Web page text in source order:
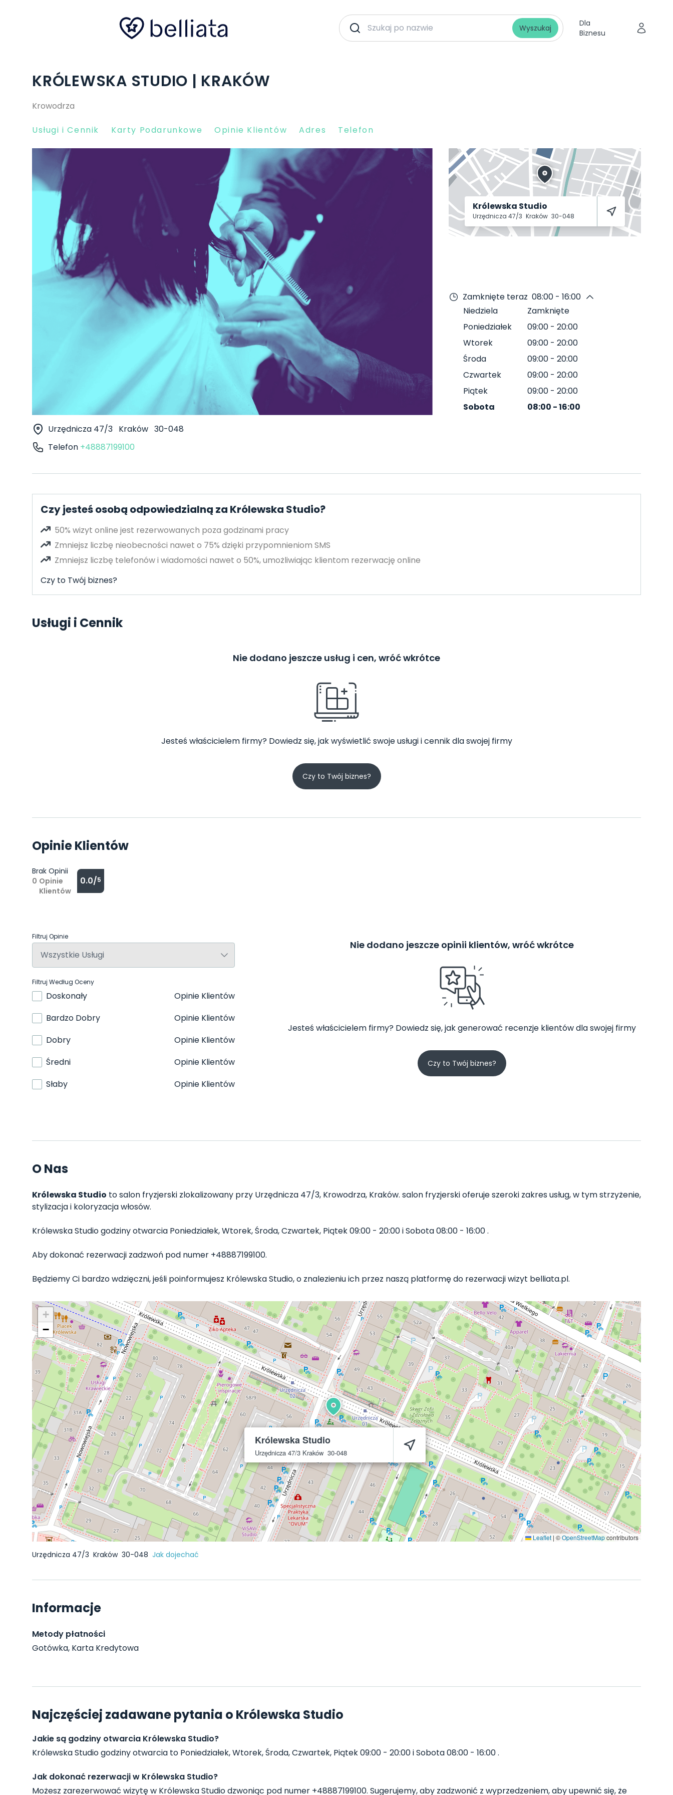
Wyszukaj
Dla
Biznesu
KRÓLEWSKA STUDIO | KRAKÓW
Krowodrza
Usługi i Cennik Karty Podarunkowe Opinie Klientów Adres Telefon
Urzędnicza 47/3 Kraków 30-048
Telefon +48887199100
Królewska Studio
Urzędnicza 47/3 Kraków 30-048
Zamknięte teraz 08:00 - 16:00
Niedziela
Zamknięte
Poniedziałek
09:00 - 20:00
Wtorek
09:00 - 20:00
Środa
09:00 - 20:00
Czwartek
09:00 - 20:00
Piątek
09:00 - 20:00
Sobota
08:00 -16:00
Czy jesteś osobą odpowiedzialną za Królewska Studio?
50% wizyt online jest rezerwowanych poza godzinami pracy
Zmniejsz liczbę nieobecności nawet o 75% dzięki przypomnieniom SMS
Zmniejsz liczbę telefonów i wiadomości nawet o 50%, umożliwiając klientom rezerwację online
Czy to Twój biznes?
Usługi i Cennik
Nie dodano jeszcze usług i cen, wróć wkrótce
Jesteś właścicielem firmy? Dowiedz się, jak wyświetlić swoje usługi i cennik dla swojej firmy
Czy to Twój biznes?
Opinie Klientów
Brak Opinii
0 Opinie
Klientów
0.0/5
Filtruj Opinie
Filtruj Według Oceny
Doskonały
Opinie Klientów
Bardzo Dobry
Opinie Klientów
Dobry
Opinie Klientów
Średni
Opinie Klientów
Słaby
Opinie Klientów
Nie dodano jeszcze opinii klientów, wróć wkrótce
Jesteś właścicielem firmy? Dowiedz się, jak generować recenzje klientów dla swojej firmy
Czy to Twój biznes?
O Nas
Królewska Studio to salon fryzjerski zlokalizowany przy Urzędnicza 47/3, Krowodrza, Kraków. salon fryzjerski oferuje szeroki zakres usług, w tym strzyżenie,
stylizacja i koloryzacja włosów.
Królewska Studio godziny otwarcia Poniedziałek, Wtorek, Środa, Czwartek, Piątek 09:00 - 20:00 i Sobota 08:00 - 16:00 .
Aby dokonać rezerwacji zadzwoń pod numer +48887199100.
Będziemy Ci bardzo wdzięczni, jeśli poinformujesz Królewska Studio, o znalezieniu ich przez naszą platformę do rezerwacji wizyt belliata.pl.
Królewska Studio
Urzędnicza 47/3 Kraków 30-048
+
−
Leaflet | ©OpenStreetMapcontributors
Urzędnicza 47/3 Kraków 30-048 Jak dojechać
Informacje
Metody płatności
Gotówka, Karta Kredytowa
Najczęściej zadawane pytania o Królewska Studio
Jakie są godziny otwarcia Królewska Studio?
Królewska Studio godziny otwarcia to Poniedziałek, Wtorek, Środa, Czwartek, Piątek 09:00 - 20:00 i Sobota 08:00 - 16:00 .
Jak dokonać rezerwacji w Królewska Studio?
Możesz zarezerwować wizytę w Królewska Studio dzwoniąc pod numer +48887199100. Sugerujemy, aby zadzwonić z wyprzedzeniem, aby upewnić się, że